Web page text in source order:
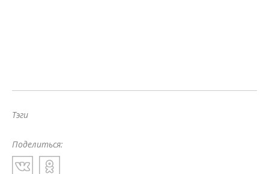
Тэги
Поделиться: